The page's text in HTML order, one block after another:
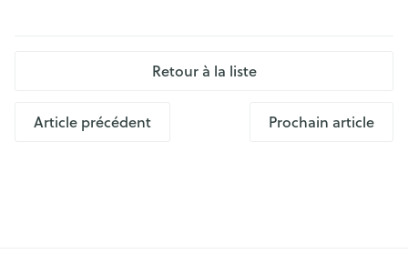
Retour à la liste
Article précédent Prochain article